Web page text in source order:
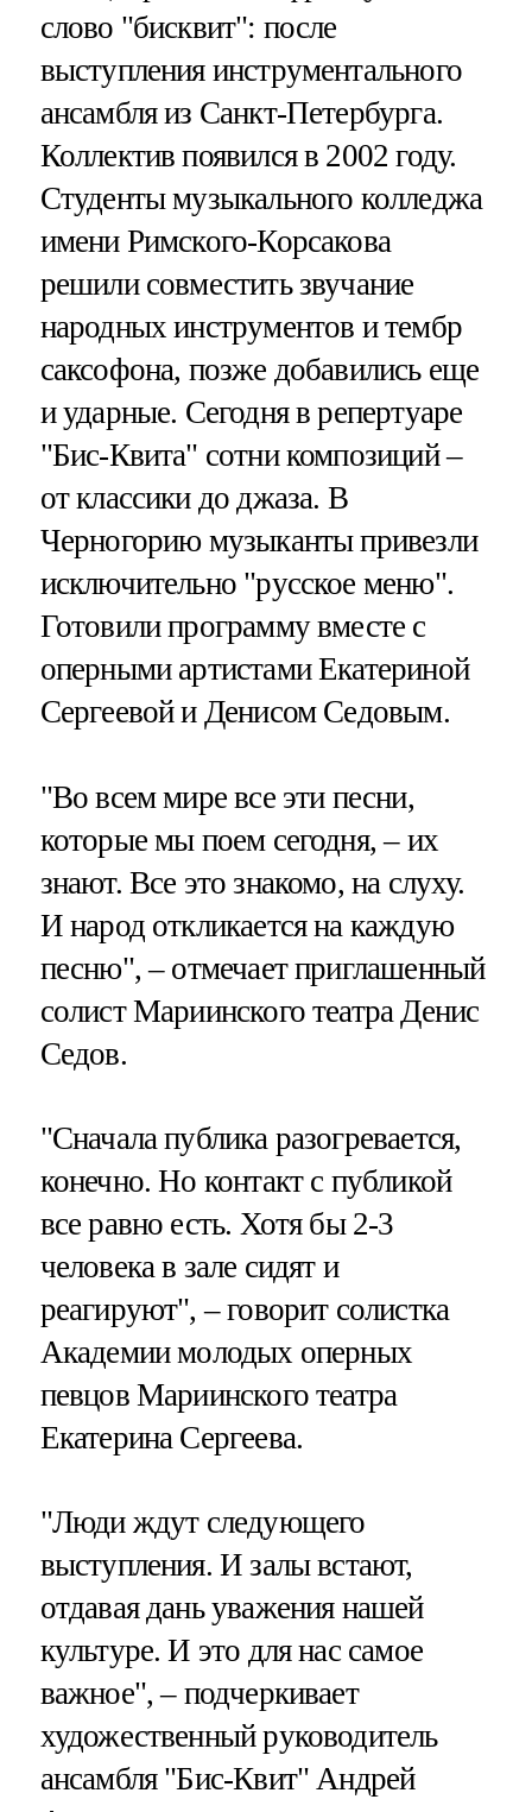
слово "бисквит": после
выступления инструментального
ансамбля из Санкт-Петербурга.
Коллектив появился в 2002 году.
Студенты музыкального колледжа
имени Римского-Корсакова
решили совместить звучание
народных инструментов и тембр
саксофона, позже добавились еще
и ударные. Сегодня в репертуаре
"Бис-Квита" сотни композиций –
от классики до джаза. В
Черногорию музыканты привезли
исключительно "русское меню".
Готовили программу вместе с
оперными артистами Екатериной
Сергеевой и Денисом Седовым.
"Во всем мире все эти песни,
которые мы поем сегодня, – их
знают. Все это знакомо, на слуху.
И народ откликается на каждую
песню", – отмечает приглашенный
солист Мариинского театра Денис
Седов.
"Сначала публика разогревается,
конечно. Но контакт с публикой
все равно есть. Хотя бы 2-3
человека в зале сидят и
реагируют", – говорит солистка
Академии молодых оперных
певцов Мариинского театра
Екатерина Сергеева.
"Люди ждут следующего
выступления. И залы встают,
отдавая дань уважения нашей
культуре. И это для нас самое
важное", – подчеркивает
художественный руководитель
ансамбля "Бис-Квит" Андрей